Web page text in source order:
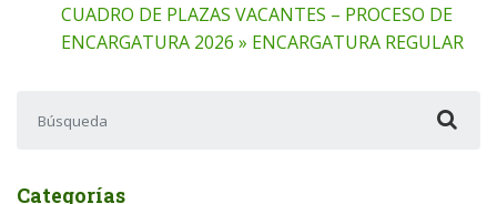
CUADRO DE PLAZAS VACANTES – PROCESO DE
ENCARGATURA 2026 » ENCARGATURA REGULAR
Categorías